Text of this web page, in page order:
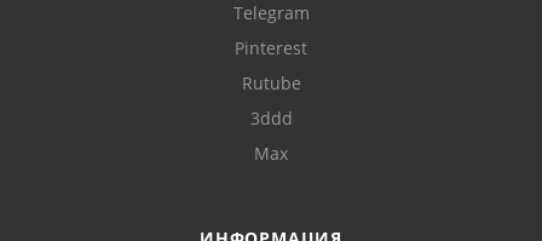
Telegram
Pinterest
Rutube
3ddd
Max